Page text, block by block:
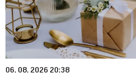
06. 08. 2026 20:38